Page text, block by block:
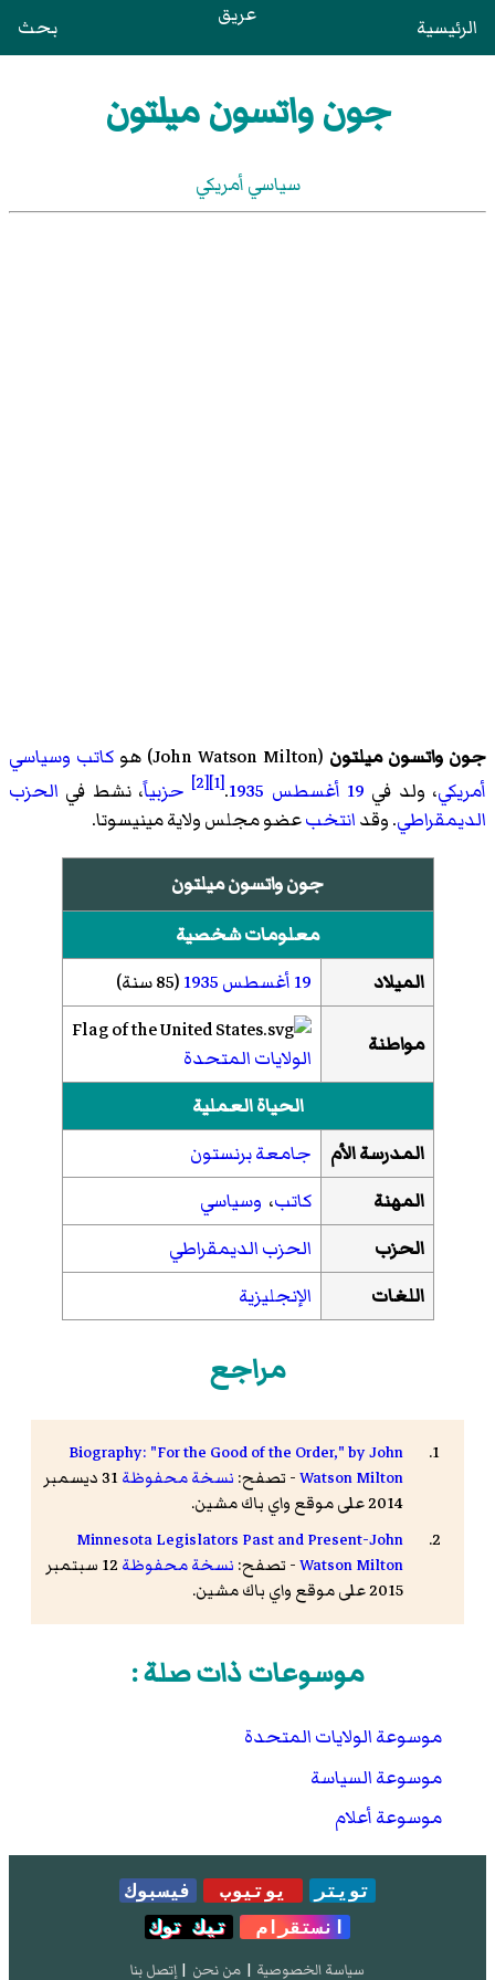
الرئيسية عريق بحث
جون واتسون ميلتون
سياسي أمريكي
جون واتسون ميلتون (
John Watson Milton)‏ هو كاتب وسياسي
أمريكي، ولد في 19 أغسطس 1935
.
[1]
[2] حزبياً، نشط في الحزب
الديمقراطي. وقدانتخبعضو مجلس ولاية مينيسوتا.
جون واتسون ميلتون
معلومات شخصية
الميلاد
19 أغسطس 1935(85 سنة)
مواطنة
الولايات المتحدة
الحياة العملية
المدرسة الأم
جامعة برنستون
المهنة
كاتب، وسياسي
الحزب
الحزب الديمقراطي
اللغات
الإنجليزية
مراجع
Biography: "For the Good of the Order," by John
Watson Milton- تصفح: نسخة محفوظة
31 ديسمبر
2014 على موقع واي باك مشين.
Minnesota Legislators Past and Present-John
Watson Milton- تصفح: نسخة محفوظة
12 سبتمبر
2015 على موقع واي باك مشين.
موسوعات ذات صلة :
موسوعة الولايات المتحدة
موسوعة السياسة
موسوعة أعلام
تويتر يوتيوب
فيسبوك
انستقرام
تيك توك
سياسة الخصوصية | من نحن | إتصل بنا